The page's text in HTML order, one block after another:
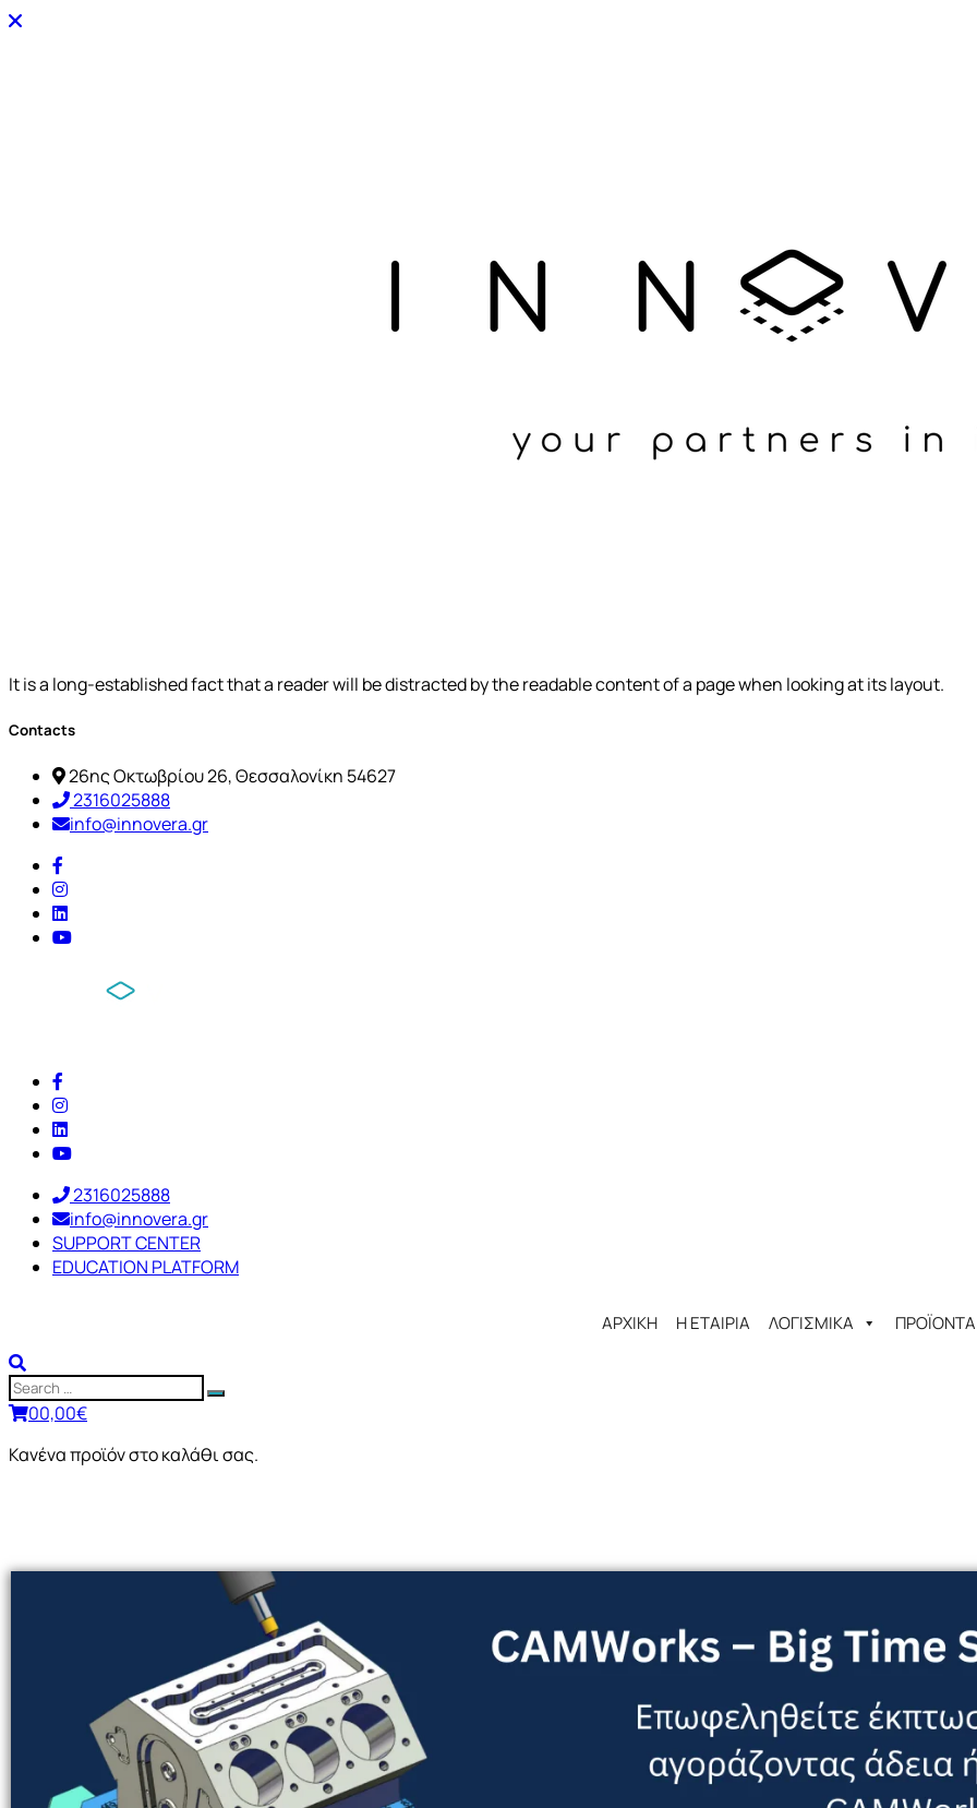
It is a long-established fact that a reader will be distracted by the readable content of a page when looking at its layout.
Contacts
26ης Οκτωβρίου 26, Θεσσαλονίκη 54627
2316025888
info@innovera.gr
2316025888
info@innovera.gr
SUPPORT CENTER
EDUCATION PLATFORM
ΑΡΧΙΚΗ Η ΕΤΑΙΡΙΑ ΛΟΓΙΣΜΙΚΑ ΠΡΟΪΟΝΤΑ
00,00€
Κανένα προϊόν στο καλάθι σας.